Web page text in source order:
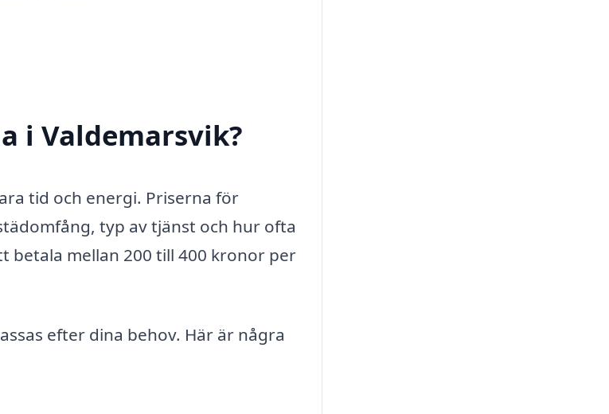
i Valdemarsvik?
tid och energi. Priserna för
typ av tjänst och hur ofta
betala mellan 200 till 400 kronor per
efter dina behov. Här är några